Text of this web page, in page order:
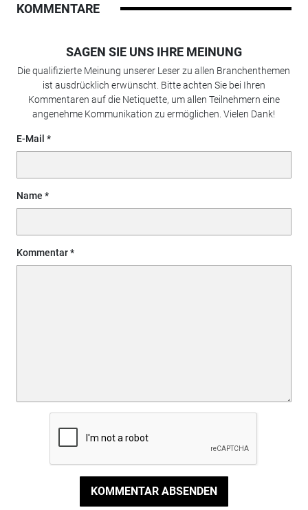
KOMMENTARE
SAGEN SIE UNS IHRE MEINUNG
Die qualifizierte Meinung unserer Leser zu allen Branchenthemen
ist ausdrücklich erwünscht. Bitte achten Sie bei Ihren
Kommentaren auf die Netiquette, um allen Teilnehmern eine
angenehme Kommunikation zu ermöglichen. Vielen Dank!
E-Mail
Name
Kommentar
KOMMENTAR ABSENDEN